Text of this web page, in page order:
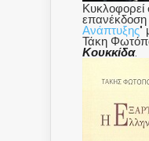
Κυκλοφορεί
επανέκδοση
Ανάπτυξης"
Τάκη
Κουκκίδα.